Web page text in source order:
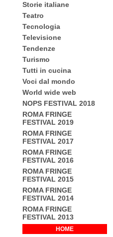
Storie italiane
Teatro
Tecnologia
Televisione
Tendenze
Turismo
Tutti in cucina
Voci dal mondo
World wide web
NOPS FESTIVAL 2018
ROMA FRINGE
FESTIVAL 2019
ROMA FRINGE
FESTIVAL 2017
ROMA FRINGE
FESTIVAL 2016
ROMA FRINGE
FESTIVAL 2015
ROMA FRINGE
FESTIVAL 2014
ROMA FRINGE
FESTIVAL 2013
HOME